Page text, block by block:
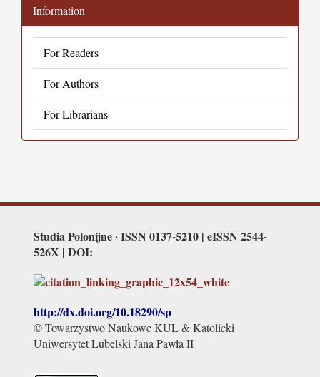
Information
For Readers
For Authors
For Librarians
Studia Polonijne · ISSN 0137-5210 | eISSN 2544-
526X | DOI:
http://dx.doi.org/10.18290/sp
© Towarzystwo Naukowe KUL & Katolicki
Uniwersytet Lubelski Jana Pawła II